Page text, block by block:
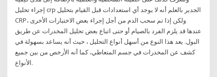
إجراء تحليل crp الجدير بالعلم أنه لا يوجد أي استعدادات قبل القيام بتحليل
CRP، ولكن إذا تم سحب الدم من أجل إجراء بعض الاختبارات الأخرى
عندها قد يلزم الفرد بالصيام أو حتى اتباع بعض تحليل المخدرات عن طريق
البول. يعد هذا النوع من أسهل أنواع التحليل ، حيث أنه يساعد بسهولة في
كشف عن المخدرات في جسم المتعاطي، كما أنه الأرخص من بين جميع
الأنواع.